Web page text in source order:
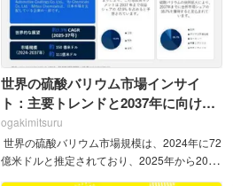
世界の硫酸バリウム市場インサイ
ト：主要トレンドと2037年に向けた
将来展望
ogakimitsuru
世界の硫酸バリウム市場規模は、2024年に72
億米ドルと推定されており、2025年から2037